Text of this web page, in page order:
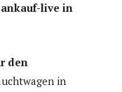
live in
den
in